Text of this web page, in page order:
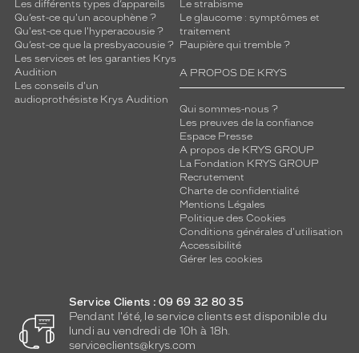
Les différents types d’appareils
Qu’est-ce qu'un acouphène ?
Qu'est-ce que l'hyperacousie ?
Qu’est-ce que la presbyacousie ?
Les services et les garanties Krys
Audition
Les conseils d'un
audioprothésiste Krys Audition
Le strabisme
Le glaucome : symptômes et
traitement
Paupière qui tremble ?
A PROPOS DE KRYS
Qui sommes-nous ?
Les preuves de la confiance
Espace Presse
A propos de KRYS GROUP
La Fondation KRYS GROUP
Recrutement
Charte de confidentialité
Mentions Légales
Politique des Cookies
Conditions générales d'utilisation
Accessibilité
Gérer les cookies
Service Clients : 09 69 32 80 35
Pendant l'été, le service clients est disponible du
lundi au vendredi de 10h à 18h.
serviceclients@krys.com